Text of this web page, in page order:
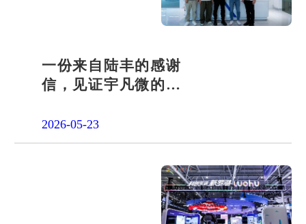
一份来自陆丰的感谢
信，见证宇凡微的社
2026-05-23